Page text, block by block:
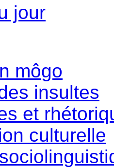
jour
môgo
insultes
et
culturelle